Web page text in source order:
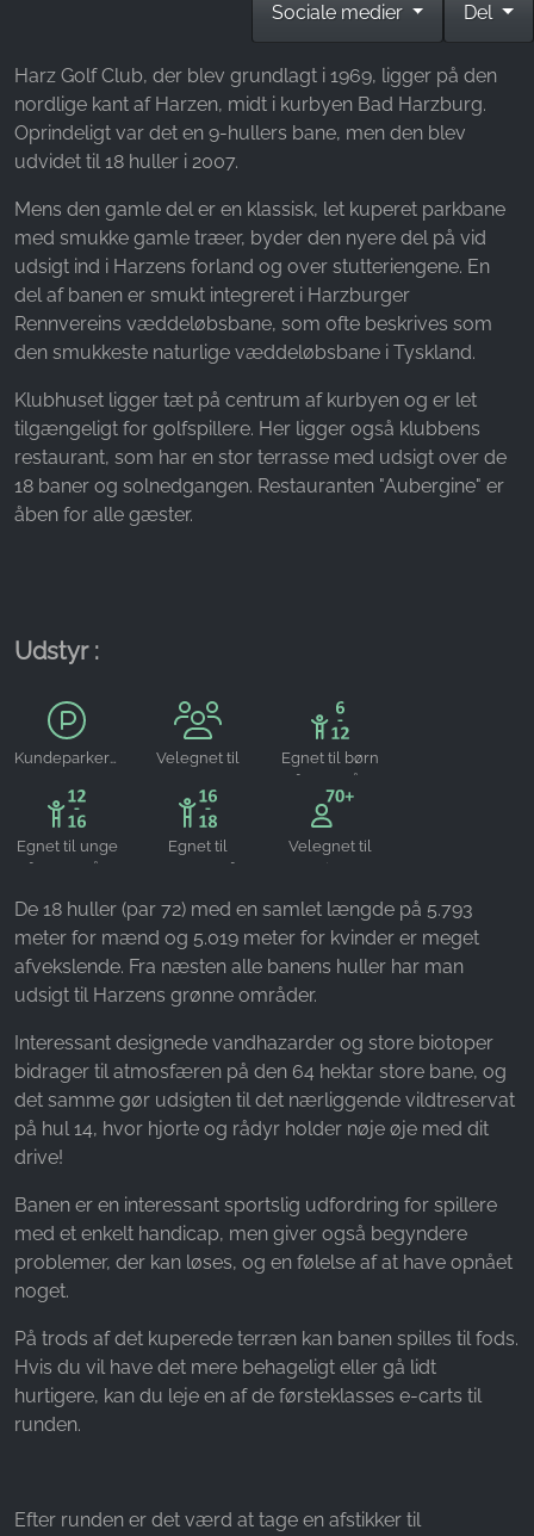
Del
Sociale medier
Harz Golf Club, der blev grundlagt i 1969, ligger på den
nordlige kant af Harzen, midt i kurbyen Bad Harzburg.
Oprindeligt var det en 9-hullers bane, men den blev
udvidet til 18 huller i 2007.
Mens den gamle del er en klassisk, let kuperet parkbane
med smukke gamle træer, byder den nyere del på vid
udsigt ind i Harzens forland og over stutteriengene. En
del af banen er smukt integreret i Harzburger
Rennvereins væddeløbsbane, som ofte beskrives som
den smukkeste naturlige væddeløbsbane i Tyskland.
Klubhuset ligger tæt på centrum af kurbyen og er let
tilgængeligt for golfspillere. Her ligger også klubbens
restaurant, som har en stor terrasse med udsigt over de
18 baner og solnedgangen. Restauranten "Aubergine" er
åben for alle gæster.
Udstyr :
Kundeparkering
Velegnet til
Egnet til børn
fra 6-12 år
Egnet til unge
fra 12-16 år
Egnet til
teenagere fra
Velegnet til
seniorer
De 18 huller (par 72) med en samlet længde på 5.793
meter for mænd og 5.019 meter for kvinder er meget
afvekslende. Fra næsten alle banens huller har man
udsigt til Harzens grønne områder.
Interessant designede vandhazarder og store biotoper
bidrager til atmosfæren på den 64 hektar store bane, og
det samme gør udsigten til det nærliggende vildtreservat
på hul 14, hvor hjorte og rådyr holder nøje øje med dit
drive!
Banen er en interessant sportslig udfordring for spillere
med et enkelt handicap, men giver også begyndere
problemer, der kan løses, og en følelse af at have opnået
noget.
På trods af det kuperede terræn kan banen spilles til fods.
Hvis du vil have det mere behageligt eller gå lidt
hurtigere, kan du leje en af de førsteklasses e-carts til
runden.
Efter runden er det værd at tage en afstikker til
Provider:
Facebook Ireland Ltd.
Purpose:
Cookie duration:
3 måneder - 1 år
STATISTIK
Disse oplysninger hjælper os med at forstå,
hvordan vores besøgende bruger vores
hjemmeside.
Google Analytics
Provider:
Indsamling af statistik om brug af hjemmesiden
24 timer - 2 år